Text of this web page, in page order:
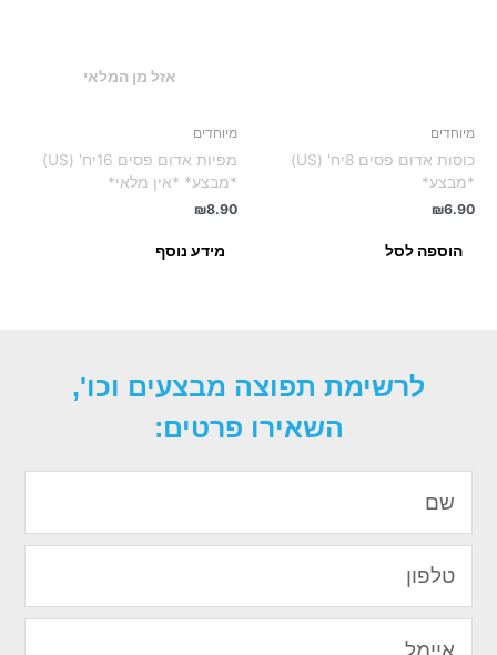
מיוחדים
כוסות אדום פסים 8יח' (US)
*מבצע*
₪6.90
הוספה לסל
אזל מן המלאי
מיוחדים
מפיות אדום פסים 16יח' (US)
*מבצע* *אין מלאי*
₪8.90
מידע נוסף
לרשימת תפוצה מבצעים וכו',
השאירו פרטים: